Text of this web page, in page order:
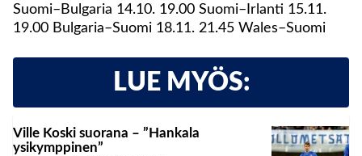
Suomi–Bulgaria 14.10. 19.00 Suomi–Irlanti 15.11.
19.00 Bulgaria–Suomi 18.11. 21.45 Wales–Suomi
LUE MYÖS:
Ville Koski suorana – ”Hankala
ysikymppinen”